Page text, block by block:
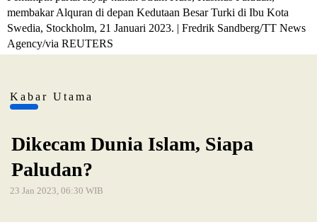
membakar Alquran di depan Kedutaan Besar Turki di Ibu Kota
Swedia, Stockholm, 21 Januari 2023. | Fredrik Sandberg/TT News
Agency/via REUTERS
Kabar Utama
Dikecam Dunia Islam, Siapa
Paludan?
23 Jan 2023, 06:30 WIB